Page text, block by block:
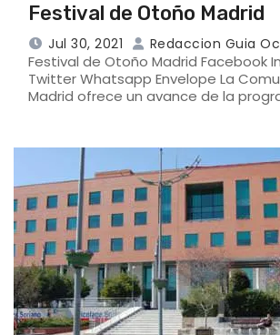
Festival de Otoño Madrid
Jul 30, 2021 Redaccion Guia
Festival de Otoño Madrid Facebook
Twitter Whatsapp Envelope La
Madrid ofrece un avance de la